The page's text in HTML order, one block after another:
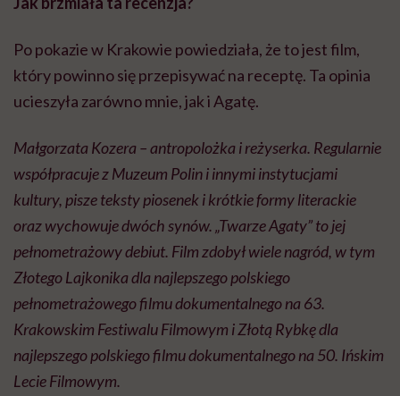
Po pokazie w Krakowie powiedziała, że to jest film,
który powinno się przepisywać na receptę. Ta opinia
ucieszyła zarówno mnie, jak i Agatę.
Małgorzata Kozera – antropolożka i reżyserka. Regularnie
współpracuje z Muzeum Polin i innymi instytucjami
kultury, pisze teksty piosenek i krótkie formy literackie
oraz wychowuje dwóch synów. „Twarze Agaty” to jej
pełnometrażowy debiut. Film zdobył wiele nagród, w tym
Złotego Lajkonika dla najlepszego polskiego
pełnometrażowego filmu dokumentalnego na 63.
Krakowskim Festiwalu Filmowym i Złotą Rybkę dla
najlepszego polskiego filmu dokumentalnego na 50. Ińskim
Lecie Filmowym.